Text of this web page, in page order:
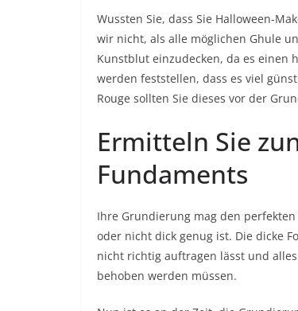
Wussten Sie, dass Sie Halloween-
wir nicht, als alle möglichen Ghule
Kunstblut einzudecken, da es einen
werden feststellen, dass es viel
Rouge sollten Sie dieses vor der
Ermitteln Sie
Fundaments
Ihre Grundierung mag den
oder nicht dick genug ist. Die dicke
nicht richtig auftragen lässt und
behoben werden müssen.